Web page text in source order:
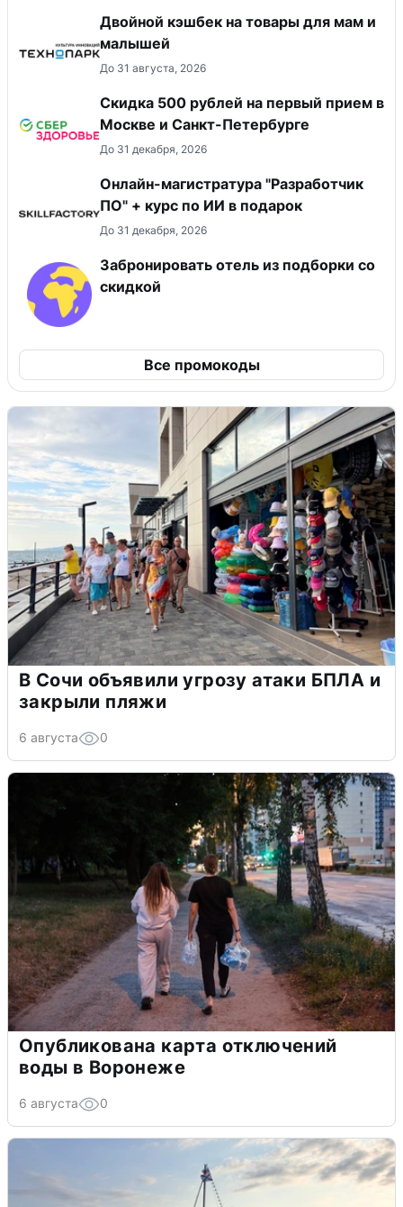
Двойной кэшбек на товары для мам и
малышей
До 31 августа, 2026
Скидка 500 рублей на первый прием в
Москве и Санкт-Петербурге
До 31 декабря, 2026
Онлайн-магистратура "Разработчик
ПО" + курс по ИИ в подарок
До 31 декабря, 2026
Забронировать отель из подборки со
скидкой
Все промокоды
В Сочи объявили угрозу атаки БПЛА и
закрыли пляжи
6 августа 0
Опубликована карта отключений
воды в Воронеже
6 августа 0